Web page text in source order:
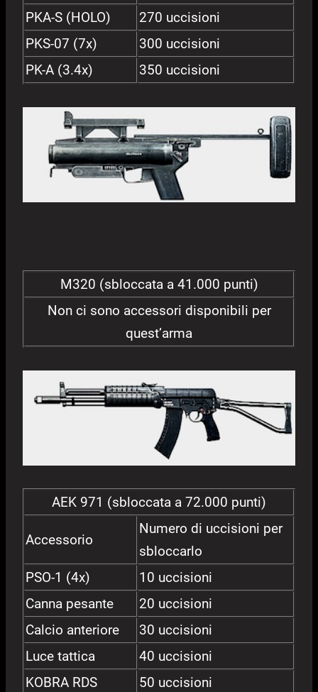
PKA-S (HOLO)
270 uccisioni
PKS-07 (7x)
300 uccisioni
PK-A (3.4x)
350 uccisioni
M320 (sbloccata a 41.000 punti)
Non ci sono accessori disponibili per
quest’arma
AEK 971 (sbloccata a 72.000 punti)
Accessorio
Numero di uccisioni per
sbloccarlo
PSO-1 (4x)
10 uccisioni
Canna pesante
20 uccisioni
Calcio anteriore
30 uccisioni
Luce tattica
40 uccisioni
KOBRA RDS
50 uccisioni